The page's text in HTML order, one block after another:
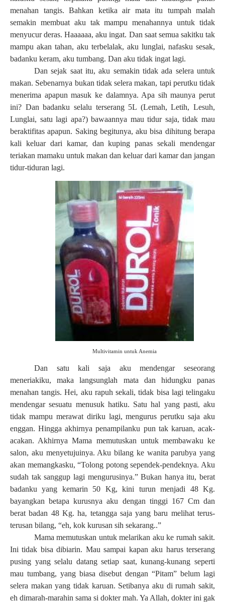
menahan tangis. Bahkan ketika air mata itu tumpah malah
semakin membuat aku tak mampu menahannya untuk tidak
menyucur deras. Haaaaaa, aku ingat. Dan saat semua sakitku tak
mampu akan tahan, aku terbelalak, aku lunglai, nafasku sesak,
badanku keram, aku tumbang. Dan aku tidak ingat lagi.
Dan sejak saat itu, aku semakin tidak ada selera untuk
makan. Sebenarnya bukan tidak selera makan, tapi perutku tidak
menerima apapun masuk ke dalamnya. Apa sih maunya perut
ini? Dan badanku selalu terserang 5L (Lemah, Letih, Lesuh,
Lunglai, satu lagi apa?) bawaannya mau tidur saja, tidak mau
beraktifitas apapun. Saking begitunya, aku bisa dihitung berapa
kali keluar dari kamar, dan kuping panas sekali mendengar
teriakan mamaku untuk makan dan keluar dari kamar dan jangan
tidur-tiduran lagi.
Multivitamin untuk Anemia
Dan satu kali saja aku mendengar seseorang
meneriakiku, maka langsunglah mata dan hidungku panas
menahan tangis. Hei, aku rapuh sekali, tidak bisa lagi telingaku
mendengar sesuatu menusuk hatiku. Satu hal yang pasti, aku
tidak mampu merawat diriku lagi, mengurus perutku saja aku
enggan. Hingga akhirnya penampilanku pun tak karuan, acak-
acakan. Akhirnya Mama memutuskan untuk membawaku ke
salon, aku menyetujuinya. Aku bilang ke wanita parubya yang
akan memangkasku, “Tolong potong sependek-pendeknya. Aku
sudah tak sanggup lagi mengurusinya.” Bukan hanya itu, berat
badanku yang kemarin 50 Kg, kini turun menjadi 48 Kg.
bayangkan betapa kurusnya aku dengan tinggi 167 Cm dan
berat badan 48 Kg. ha, tetangga saja yang baru melihat terus-
terusan bilang, “eh, kok kurusan sih sekarang..”
Mama memutuskan untuk melarikan aku ke rumah sakit.
Ini tidak bisa dibiarin. Mau sampai kapan aku harus terserang
pusing yang selalu datang setiap saat, kunang-kunang seperti
mau tumbang, yang biasa disebut dengan “Pitam” belum lagi
selera makan yang tidak karuan. Setibanya aku di rumah sakit,
eh dimarah-marahin sama si dokter mah. Ya Allah, dokter ini gak